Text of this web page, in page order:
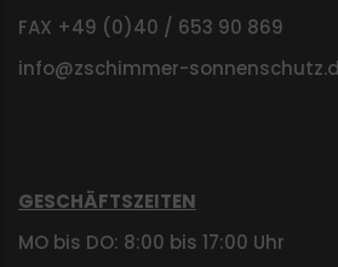
FAX +49 (0)40 / 653 90 869
info@zschimmer-
GESCHÄFTSZEITEN
MO bis DO: 8:00 bis 17:00 Uhr